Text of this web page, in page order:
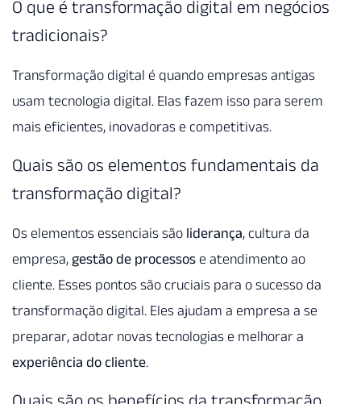
O que é transformação digital em negócios
tradicionais?
Transformação digital é quando empresas antigas
usam tecnologia digital. Elas fazem isso para serem
mais eficientes, inovadoras e competitivas.
Quais são os elementos fundamentais da
transformação digital?
Os elementos essenciais são liderança, cultura da
empresa, gestão de processos e atendimento ao
cliente. Esses pontos são cruciais para o sucesso da
transformação digital. Eles ajudam a empresa a se
preparar, adotar novas tecnologias e melhorar a
experiência do cliente.